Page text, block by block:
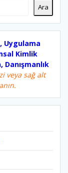
Ara
Uygulama
Kimlik
Danışmanlık
veya sağ alt